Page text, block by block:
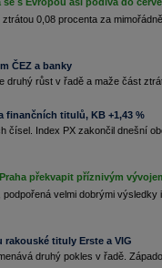
0,08 procenta za
ČEZ a banky
růst v řadě a maže část
finančních titulů, KB +1,43 %
čísel. Index PX zakončil dnešní
překvapit příznivým
velmi dobrými
rakouské tituly Erste a VIG
druhý pokles v řadě.